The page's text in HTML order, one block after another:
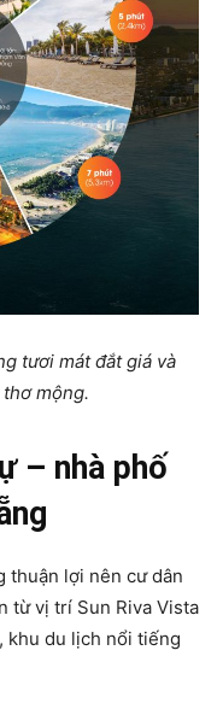
tươi mát đắt giá và
mộng.
– nhà phố
thuận lợi nên cư dân
từ vị trí Sun Riva Vista
khu du lịch nổi tiếng